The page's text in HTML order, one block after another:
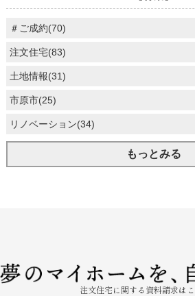
＃ご成約(70)
注文住宅(83)
土地情報(31)
市原市(25)
リノベーション(34)
もっとみる
注文住宅に関する資料請求は